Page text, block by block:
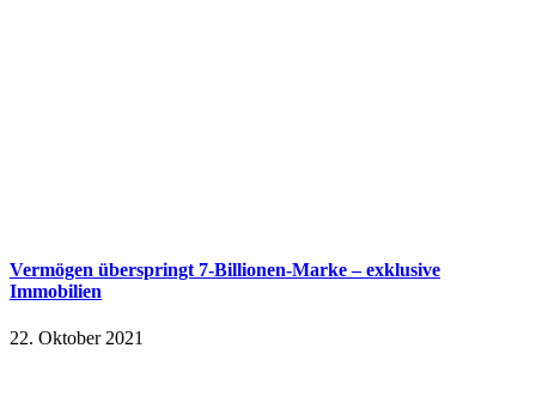
Vermögen überspringt 7-Billionen-Marke – exklusive
Immobilien
22. Oktober 2021